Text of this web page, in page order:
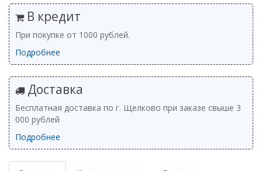
В кредит
При покупке от 1000 рублей.
Подробнее
Доставка
Бесплатная доставка по г. Щелково при заказе свыше 3
000 рублей
Подробнее